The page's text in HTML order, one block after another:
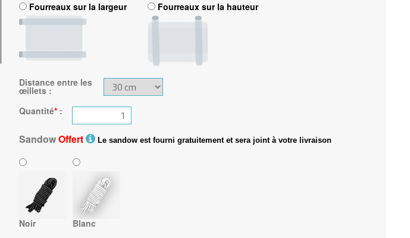
Fourreaux sur la largeur Fourreaux sur la hauteur
Distance entre les
œillets:
Quantité*:
SandowOffert Le sandow est fourni gratuitement et sera joint à votre livraison
Noir Blanc